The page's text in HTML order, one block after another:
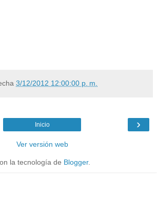
3/12/2012 12:00:00 p. m.
›
Inicio
Ver versión web
la tecnología de Blogger.